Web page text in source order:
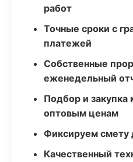
работ
Точные сроки с
платежей
Собственные
еженедельный
Подбор и закупка
оптовым ценам
Фиксируем смету
Качественный